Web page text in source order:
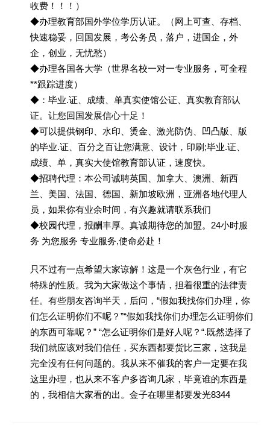
收费！！！）
◆办理教育部国外学位学历认证。（网上可查、存档、
快速稳妥，回国发展，考公务员，落户，进国企，外
企，创业，无忧愁）
◆办理各国各大学（世界名校一对一专业服务，可全程
**跟踪进度）
◆：毕业.证、成绩、单真实使馆公证、真实教育部认
证。让您回国发展信心十足！
◆可以提供钢印、水印、烫金、激光防伪、凹凸版、版
的毕业.证、百分之百让您满意、设计，印刷;毕业.证、
成绩、单，真实大使馆教育部认证，速度快。
◆招聘代理：本公司诚聘英国、加拿大、澳洲、新西
兰、美国、法国、德国、新加坡欧洲，亚洲各地代理人
员，如果你有业余时间，有兴趣就请联系我们
◆校园代理，报酬丰厚。真诚期待您的加盟。24小时服
务 为您服务 专业服务,使命必赴！
只不过有一点希望大家谅解！这是一个灰色行业，有它
特殊的性质。我为大家做这个事情，担着很重的法律责
任。有些朋友咨询半天，后问，“假如我找你们办理，你
们怎么证明你们不呢？”“假如我找你们办理怎么证明你们
的东西可靠呢？” “怎么证明你们是好人呢？“.既然选择了
我们就应该对我们信任，买东西都要货比三家，这我是
完全没有任何问题的。我从来不催我的客户一定要在我
这里办理，也从来不客户多咨询几家，毕竟谁的东西是
的，我相信大家看的出。金子在哪里都要发光8344